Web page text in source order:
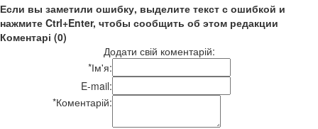
Если вы заметили ошибку, выделите текст с ошибкой и
нажмите Ctrl+Enter, чтобы сообщить об этом редакции
Коментарі (0)
Додати свій коментарій:
*Ім'я:
E-mail:
*Коментарій: